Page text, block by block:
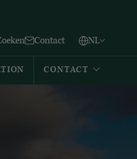
Contact NL
Español
CONTACT